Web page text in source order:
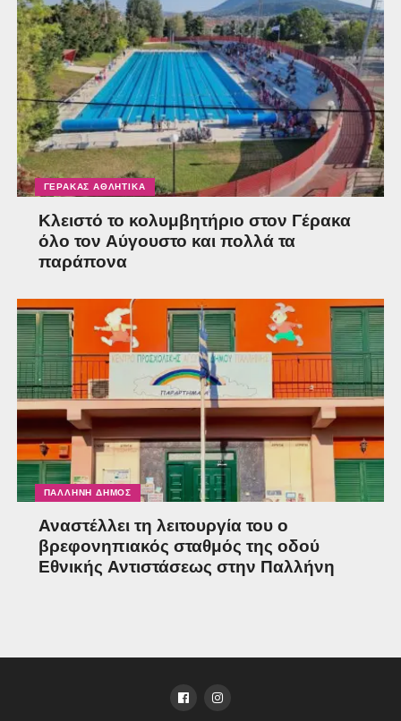
ΓΈΡΑΚΑΣ ΑΘΛΗΤΙΚΆ
Κλειστό το κολυμβητήριο στον Γέρακα
όλο τον Αύγουστο και πολλά τα
παράπονα
ΠΑΛΛΉΝΗ ΔΉΜΟΣ
Αναστέλλει τη λειτουργία του ο
βρεφονηπιακός σταθμός της οδού
Εθνικής Αντιστάσεως στην Παλλήνη